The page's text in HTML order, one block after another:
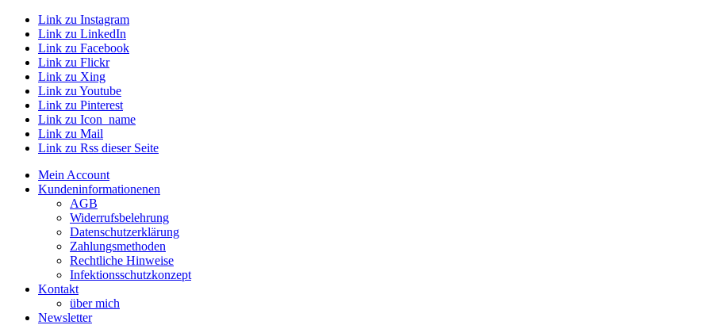
Link zu Instagram
Link zu LinkedIn
Link zu Facebook
Link zu Flickr
Link zu Xing
Link zu Youtube
Link zu Pinterest
Link zu Icon_name
Link zu Mail
Link zu Rss dieser Seite
Mein Account
Kundeninformationenen
AGB
Widerrufsbelehrung
Datenschutzerklärung
Zahlungsmethoden
Rechtliche Hinweise
Infektionsschutzkonzept
Kontakt
über mich
Newsletter